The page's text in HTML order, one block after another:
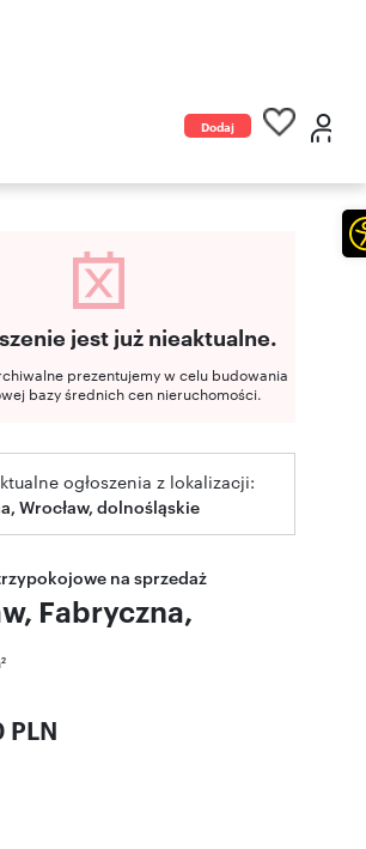
Dodaj
jest już nieaktualne.
prezentujemy w celu budowania
bazy średnich cen nieruchomości.
ogłoszenia z lokalizacji:
Wrocław, dolnośląskie
na sprzedaż
Fabryczna,
2